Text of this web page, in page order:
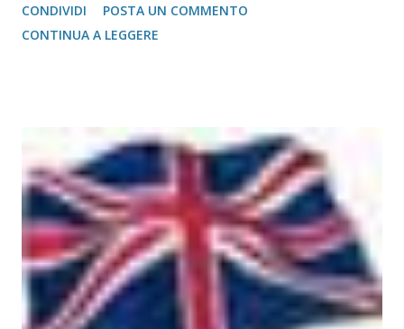
gestione post script integrata (quasi tutte le stampanti
salvo quelle del gruppo Ricoh che hanno bisogno di un
non è necessario scegliere tra moltissimi modelli, ma si
gestisce in modo più semplice. Purtroppo sul Mac non è
possibile (allo stato attuale) collegare print server di tipo
TP-Link, ovvero replicatori di porta USB su Lan, in quanto
non esiste un driver adatto. Detto questo, consideriamo la
stampante che vogliamo collegare al Mac. Il caso che
abbiamo usato nei precedenti post,...
CONDIVIDI
POSTA UN COMMENTO
CONTINUA A LEGGERE